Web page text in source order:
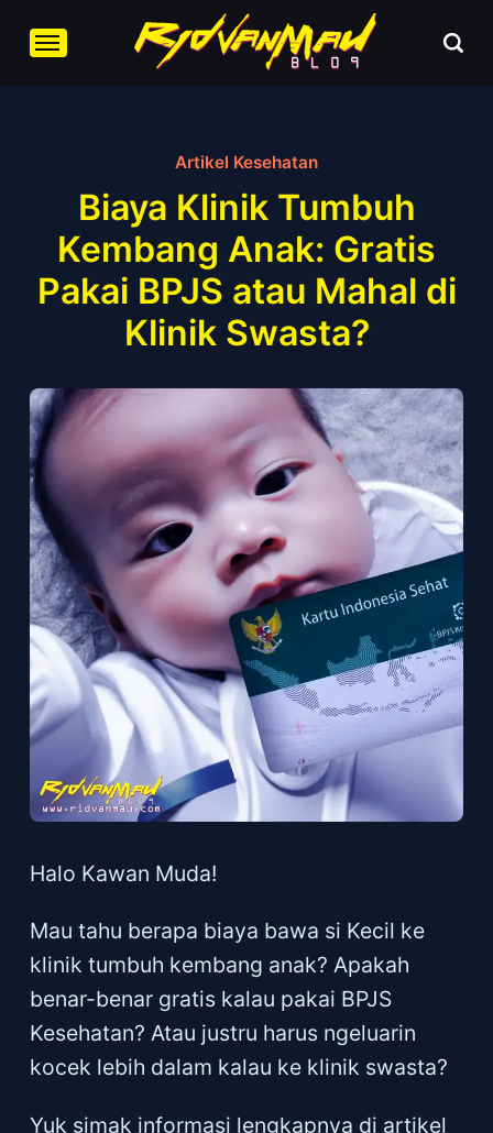
Artikel Kesehatan
Biaya Klinik Tumbuh
Kembang Anak: Gratis
Pakai BPJS atau Mahal di
Klinik Swasta?
Halo Kawan Muda!
Mau tahu berapa biaya bawa si Kecil ke
klinik tumbuh kembang anak? Apakah
benar-benar gratis kalau pakai BPJS
Kesehatan? Atau justru harus ngeluarin
kocek lebih dalam kalau ke klinik swasta?
Yuk simak informasi lengkapnya di artikel